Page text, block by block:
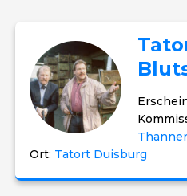
Thanner
Ort: Tatort Duisburg